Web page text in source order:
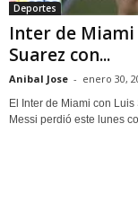
Deportes
Inter de
Suarez con...
Anibal Jose - enero 30,
El Inter de Miami con
Messi perdió este lunes